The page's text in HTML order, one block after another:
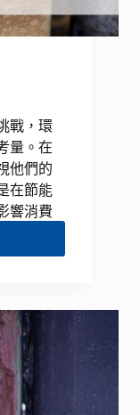
戰，環
量。在
他們的
在節能
響消費